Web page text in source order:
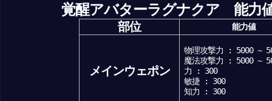
覚醒アバターラグナクア 能力
部位 能力値
メインウェポン
物理攻撃力 : 5000 ~
魔法攻撃力 : 5000 ~
力 : 300
敏捷 : 300
知力 : 300